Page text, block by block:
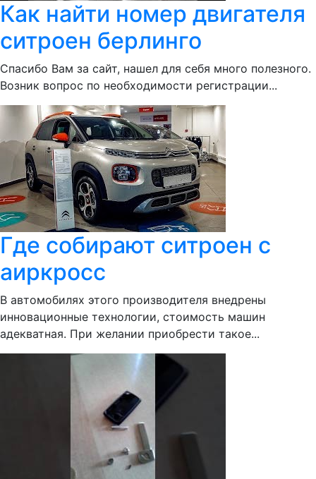
Как найти номер двигателя
ситроен берлинго
Спасибо Вам за сайт, нашел для себя много полезного.
Возник вопрос по необходимости регистрации...
Где собирают ситроен с
аиркросс
В автомобилях этого производителя внедрены
инновационные технологии, стоимость машин
адекватная. При желании приобрести такое...